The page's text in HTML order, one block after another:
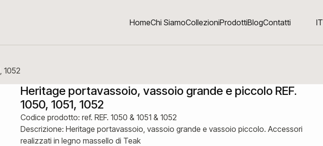
HomeChi SiamoCollezioniProdottiBlogContatti IT
1052
Heritage portavassoio, vassoio grande e piccolo REF.
1050, 1051, 1052
Codice prodotto: ref. REF. 1050 & 1051 & 1052
Descrizione: Heritage portavassoio, vassoio grande e vassoio piccolo. Accessori
realizzati in legno massello di Teak